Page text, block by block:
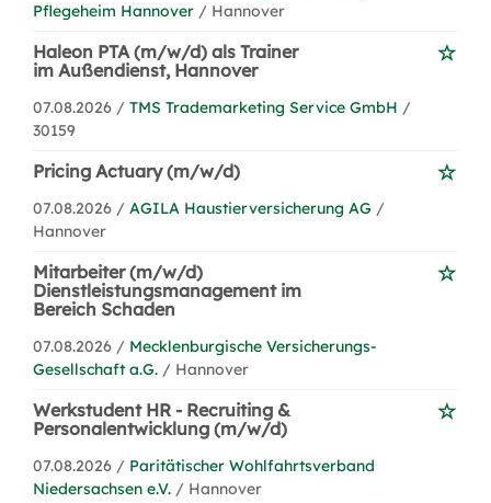
Pflegeheim Hannover / Hannover
Haleon PTA (m/w/d) als Trainer
im Außendienst, Hannover
07.08.2026 / TMS Trademarketing Service GmbH /
30159
Pricing Actuary (m/w/d)
07.08.2026 / AGILA Haustierversicherung AG /
Hannover
Mitarbeiter (m/w/d)
Dienstleistungsmanagement im
Bereich Schaden
07.08.2026 / Mecklenburgische Versicherungs-
Gesellschaft a.G. / Hannover
Werkstudent HR - Recruiting &
Personalentwicklung (m/w/d)
07.08.2026 / Paritätischer Wohlfahrtsverband
Niedersachsen e.V. / Hannover